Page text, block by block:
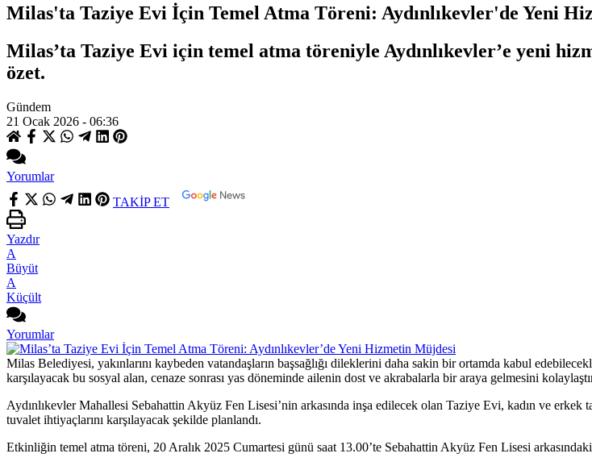
Milas'ta Taziye Evi İçin Temel Atma Töreni: Aydınlıkevler'de Yeni
Milas’ta Taziye Evi için temel atma töreniyle Aydınlıkevler’e yeni
özet.
Gündem
21 Ocak 2026 - 06:36
Yorumlar
TAKİP ET
Yazdır
A
Büyüt
A
Küçült
Yorumlar
Milas Belediyesi, yakınlarını kaybeden vatandaşların başsağlığı dileklerini daha sakin bir ortamda kabul
karşılayacak bu sosyal alan, cenaze sonrası yas döneminde ailenin dost ve akrabalarla bir araya gelmesini
Aydınlıkevler Mahallesi Sebahattin Akyüz Fen Lisesi’nin arkasında inşa edilecek olan Taziye Evi, kadın ve
tuvalet ihtiyaçlarını karşılayacak şekilde planlandı.
Etkinliğin temel atma töreni, 20 Aralık 2025 Cumartesi günü saat 13.00’te Sebahattin Akyüz Fen Lisesi